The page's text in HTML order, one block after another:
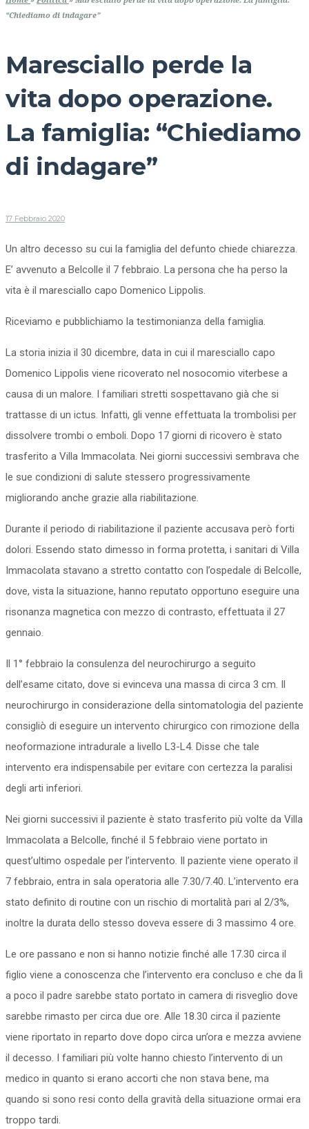
“Chiediamo di indagare”
Maresciallo perde la
vita dopo operazione.
La famiglia: “Chiediamo
di indagare”
17 Febbraio 2020
Un altro decesso su cui la famiglia del defunto chiede chiarezza.
E’ avvenuto a Belcolle il 7 febbraio. La persona che ha perso la
vita è il maresciallo capo Domenico Lippolis.
Riceviamo e pubblichiamo la testimonianza della famiglia.
La storia inizia il 30 dicembre, data in cui il maresciallo capo
Domenico Lippolis viene ricoverato nel nosocomio viterbese a
causa di un malore. I familiari stretti sospettavano già che si
trattasse di un ictus. Infatti, gli venne effettuata la trombolisi per
dissolvere trombi o emboli. Dopo 17 giorni di ricovero è stato
trasferito a Villa Immacolata. Nei giorni successivi sembrava che
le sue condizioni di salute stessero progressivamente
migliorando anche grazie alla riabilitazione.
Durante il periodo di riabilitazione il paziente accusava però forti
dolori. Essendo stato dimesso in forma protetta, i sanitari di Villa
Immacolata stavano a stretto contatto con l’ospedale di Belcolle,
dove, vista la situazione, hanno reputato opportuno eseguire una
risonanza magnetica con mezzo di contrasto, effettuata il 27
gennaio.
Il 1° febbraio la consulenza del neurochirurgo a seguito
dell’esame citato, dove si evinceva una massa di circa 3 cm. Il
neurochirurgo in considerazione della sintomatologia del paziente
consigliò di eseguire un intervento chirurgico con rimozione della
neoformazione intradurale a livello L3-L4. Disse che tale
intervento era indispensabile per evitare con certezza la paralisi
degli arti inferiori.
Nei giorni successivi il paziente è stato trasferito più volte da Villa
Immacolata a Belcolle, finché il 5 febbraio viene portato in
quest’ultimo ospedale per l’intervento. Il paziente viene operato il
7 febbraio, entra in sala operatoria alle 7.30/7.40. L’intervento era
stato definito di routine con un rischio di mortalità pari al 2/3%,
inoltre la durata dello stesso doveva essere di 3 massimo 4 ore.
Le ore passano e non si hanno notizie finché alle 17.30 circa il
figlio viene a conoscenza che l’intervento era concluso e che da lì
a poco il padre sarebbe stato portato in camera di risveglio dove
sarebbe rimasto per circa due ore. Alle 18.30 circa il paziente
viene riportato in reparto dove dopo circa un’ora e mezza avviene
il decesso. I familiari più volte hanno chiesto l’intervento di un
medico in quanto si erano accorti che non stava bene, ma
quando si sono resi conto della gravità della situazione ormai era
troppo tardi.